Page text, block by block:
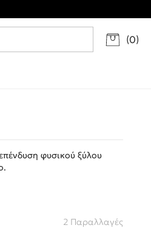
(0)
φυσικού ξύλου
2 Παραλλαγές